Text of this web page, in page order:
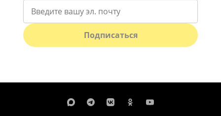
Подписаться